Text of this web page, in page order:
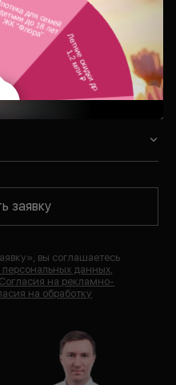
для Вас
заявку
», вы соглашаетесь
данных
Согласия на рекламно-
на обработку